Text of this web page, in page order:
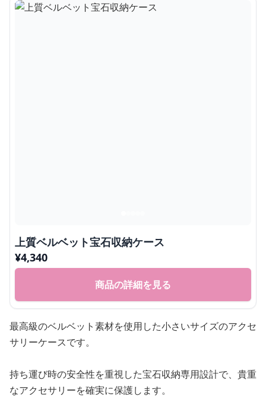
上質ベルベット宝石収納ケース
¥4,340
商品の詳細を見る
最高級のベルベット素材を使用した小さいサイズのアクセ
サリーケースです。
持ち運び時の安全性を重視した宝石収納専用設計で、貴重
なアクセサリーを確実に保護します。